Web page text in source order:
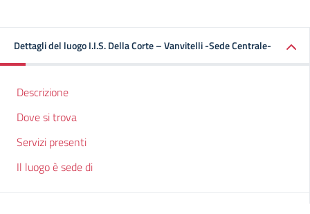
Dettagli del luogo I.I.S. Della Corte – Vanvitelli -Sede Centrale-
Descrizione
Dove si trova
Servizi presenti
Il luogo è sede di